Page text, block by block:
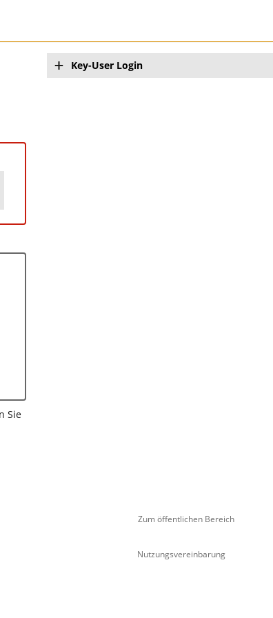
Sie
Key-User Login
Zum öffentlichen Bereich
Nutzungsvereinbarung